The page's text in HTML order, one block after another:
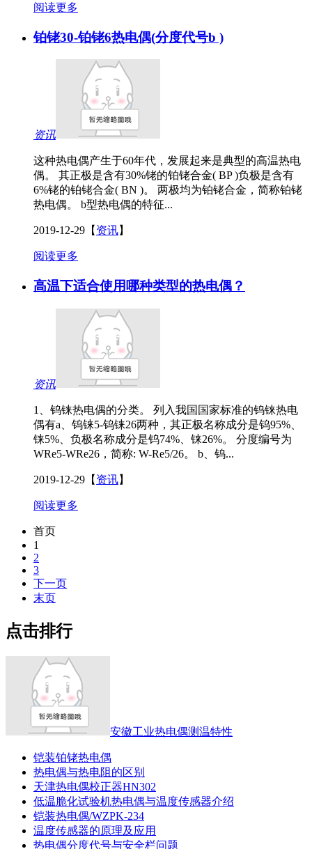
阅读更多
铂铑30-铂铑6热电偶(分度代号b )
资讯
这种热电偶产生于60年代，发展起来是典型的高温热电
偶。 其正极是含有30%铑的铂铑合金( BP )负极是含有
6%铑的铂铑合金( BN )。 两极均为铂铑合金，简称铂铑
热电偶。 b型热电偶的特征...
2019-12-29 【 资讯】
阅读更多
高温下适合使用哪种类型的热电偶？
资讯
1、钨铼热电偶的分类。 列入我国国家标准的钨铼热电
偶有a、钨铼5-钨铼26两种，其正极名称成分是钨95%、
铼5%、负极名称成分是钨74%、铼26%。 分度编号为
WRe5-WRe26，简称: W-Re5/26。 b、钨...
2019-12-29 【 资讯】
阅读更多
首页
1
2
3
下一页
末页
点击排行
安徽工业热电偶测温特性
铠装铂铑热电偶
热电偶与热电阻的区别
天津热电偶校正器HN302
低温脆化试验机热电偶与温度传感器介绍
铠装热电偶/WZPK-234
温度传感器的原理及应用
热电偶分度代号与安全栏问题